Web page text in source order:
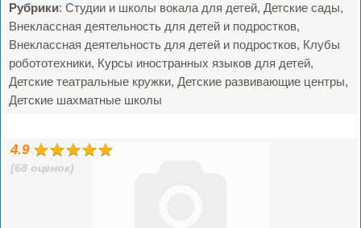
Рубрики: Студии и школы вокала для детей, Детские сады,
Внеклассная деятельность для детей и подростков,
Внеклассная деятельность для детей и подростков, Клубы
робототехники, Курсы иностранных языков для детей,
Детские театральные кружки, Детские развивающие центры,
Детские шахматные школы
4.9
(68 оценок)